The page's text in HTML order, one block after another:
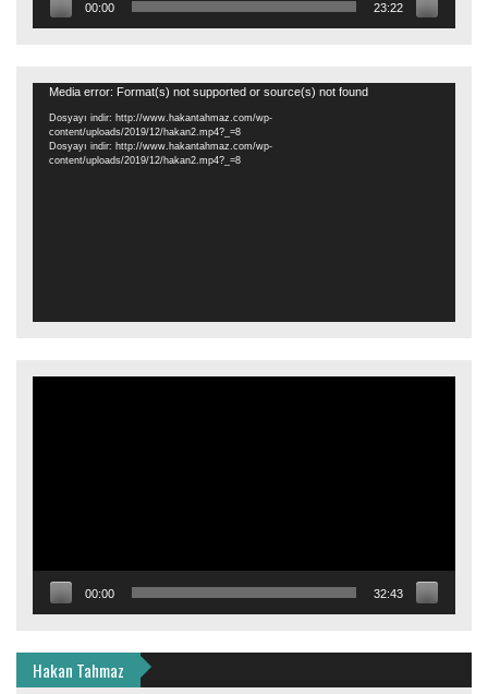
00:00 23:22
Video
oynatıcı
Media error: Format(s) not supported or source(s) not found
Dosyayı indir: http://www.hakantahmaz.com/wp-
content/uploads/2019/12/hakan2.mp4?_=8
Dosyayı indir: http://www.hakantahmaz.com/wp-
content/uploads/2019/12/hakan2.mp4?_=8
00:00 32:43
Hakan Tahmaz